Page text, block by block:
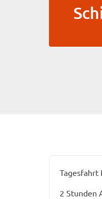
Tagesfahrt
2 Stunden